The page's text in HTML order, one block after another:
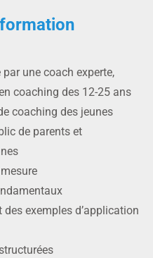
une coach experte,
coaching des 12-25 ans
coaching des jeunes
de parents et
des exemples d’application